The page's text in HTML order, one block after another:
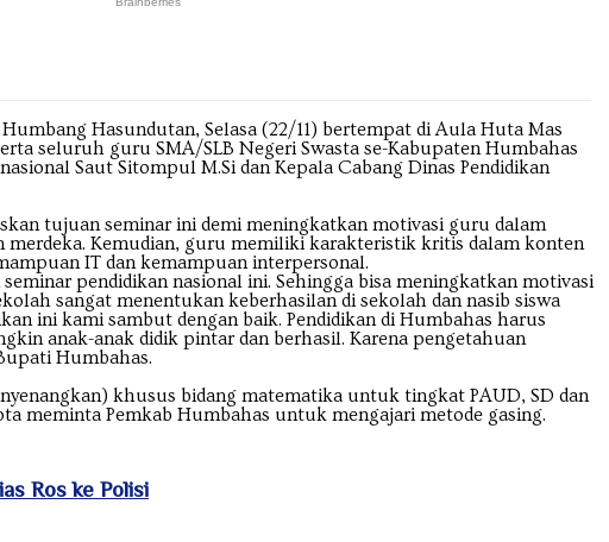
Hasundutan, Selasa (22/11) bertempat di Aula Huta Mas
seluruh guru SMA/SLB Negeri Swasta se-Kabupaten Humbahas
Saut Sitompul M.Si dan Kepala Cabang Dinas Pendidikan
tujuan seminar ini demi meningkatkan motivasi guru dalam
Kemudian, guru memiliki karakteristik kritis dalam konten
IT dan kemampuan interpersonal.
pendidikan nasional ini. Sehingga bisa meningkatkan motivasi
sangat menentukan keberhasilan di sekolah dan nasib siswa
ini kami sambut dengan baik. Pendidikan di Humbahas harus
anak-anak didik pintar dan berhasil. Karena pengetahuan
Humbahas.
khusus bidang matematika untuk tingkat PAUD, SD dan
meminta Pemkab Humbahas untuk mengajari metode gasing.
Ros ke Polisi